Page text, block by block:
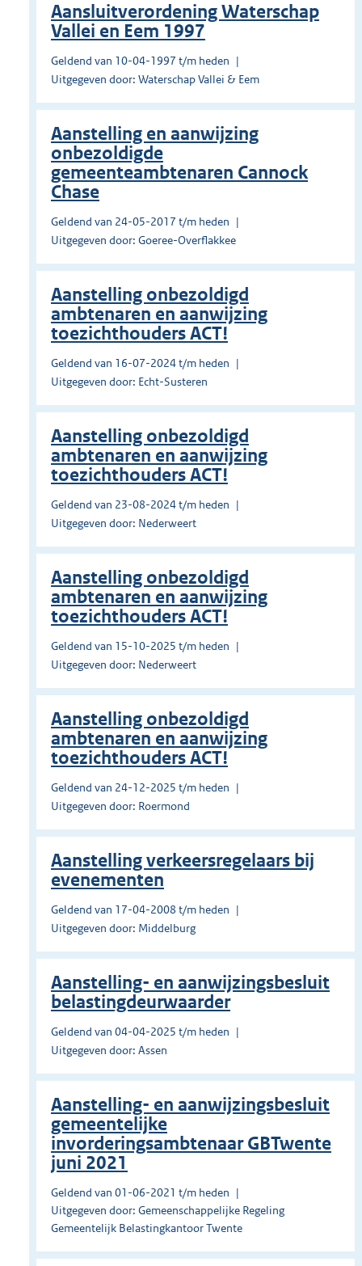
Aansluitverordening Waterschap
Vallei en Eem 1997
Geldend van 10-04-1997 t/m heden
Uitgegeven door: Waterschap Vallei & Eem
Aanstelling en aanwijzing
onbezoldigde
gemeenteambtenaren Cannock
Chase
Geldend van 24-05-2017 t/m heden
Uitgegeven door: Goeree-Overflakkee
Aanstelling onbezoldigd
ambtenaren en aanwijzing
toezichthouders ACT!
Geldend van 16-07-2024 t/m heden
Uitgegeven door: Echt-Susteren
Aanstelling onbezoldigd
ambtenaren en aanwijzing
toezichthouders ACT!
Geldend van 23-08-2024 t/m heden
Uitgegeven door: Nederweert
Aanstelling onbezoldigd
ambtenaren en aanwijzing
toezichthouders ACT!
Geldend van 15-10-2025 t/m heden
Uitgegeven door: Nederweert
Aanstelling onbezoldigd
ambtenaren en aanwijzing
toezichthouders ACT!
Geldend van 24-12-2025 t/m heden
Uitgegeven door: Roermond
Aanstelling verkeersregelaars bij
evenementen
Geldend van 17-04-2008 t/m heden
Uitgegeven door: Middelburg
Aanstelling- en aanwijzingsbesluit
belastingdeurwaarder
Geldend van 04-04-2025 t/m heden
Uitgegeven door: Assen
Aanstelling- en aanwijzingsbesluit
gemeentelijke
invorderingsambtenaar GBTwente
juni 2021
Geldend van 01-06-2021 t/m heden
Uitgegeven door: Gemeenschappelijke Regeling
Gemeentelijk Belastingkantoor Twente